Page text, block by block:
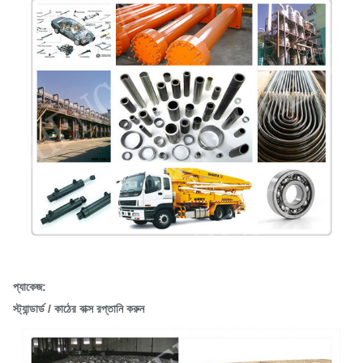
প্যাকেজ:
স্ট্যান্ডার্ড / কাঠের বাক্স রপ্তানি করুন